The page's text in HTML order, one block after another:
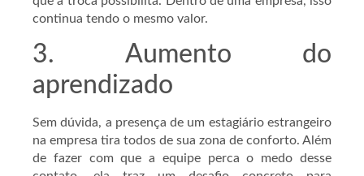
continua tendo o mesmo valor.
3. Aumento do
aprendizado
Sem dúvida, a presença de um estagiário estrangeiro
na empresa tira todos de sua zona de conforto. Além
de fazer com que a equipe perca o medo desse